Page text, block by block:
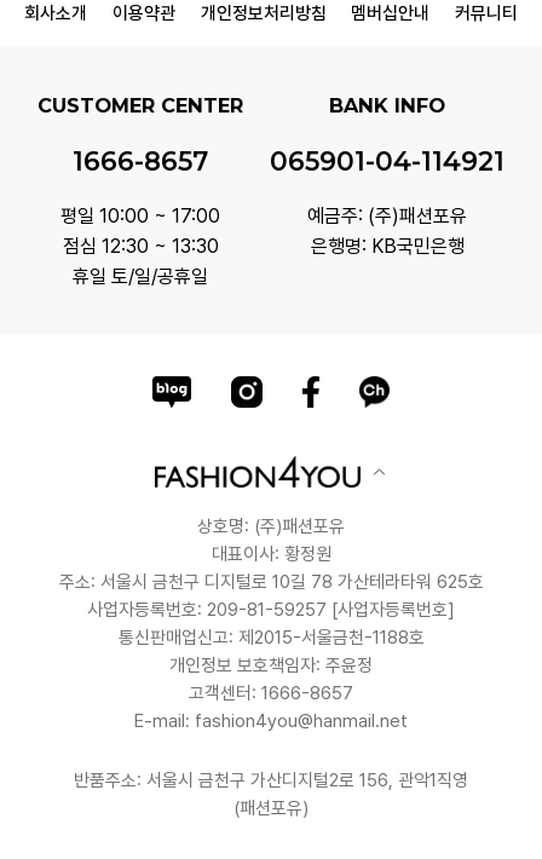
회사소개 이용약관 개인정보처리방침 멤버십안내 커뮤니티
CUSTOMER CENTER
1666-8657
평일 10:00 ~ 17:00
점심 12:30 ~ 13:30
휴일 토/일/공휴일
BANK INFO
065901-04-114921
예금주: (주)패션포유
은행명: KB국민은행
상호명: (주)패션포유
대표이사: 황정원
주소: 서울시 금천구 디지털로 10길 78 가산테라타워 625호
사업자등록번호: 209-81-59257 [사업자등록번호]
통신판매업신고: 제2015-서울금천-1188호
개인정보 보호책임자: 주윤정
고객센터: 1666-8657
E-mail: fashion4you@hanmail.net
반품주소: 서울시 금천구 가산디지털2로 156, 관악1직영
(패션포유)